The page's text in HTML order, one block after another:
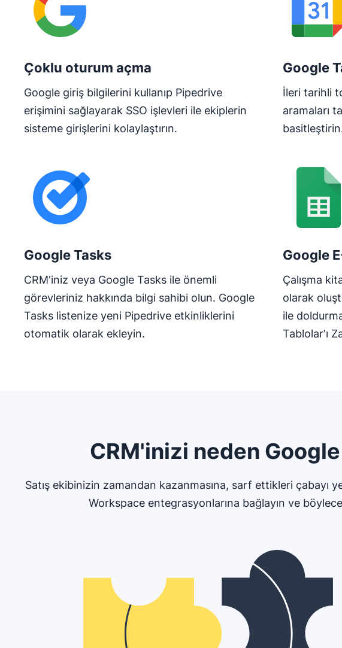
Çoklu oturum açma
Google giriş bilgilerini kullanıp Pipedrive
erişimini sağlayarak SSO işlevleri ile ekiplerin
sisteme girişlerini kolaylaştırın.
Google
İleri tarihli
aramaları
Google Tasks
CRM'iniz veya Google Tasks ile önemli
görevleriniz hakkında bilgi sahibi olun. Google
Tasks listenize yeni Pipedrive etkinliklerini
otomatik olarak ekleyin.
Google
Çalışma
olarak
ile
Tablolar'ı
CRM'inizi neden
Satış ekibinizin zamandan kazanmasına, sarf ettikleri çabayı
Workspace entegrasyonlarına bağlayın ve